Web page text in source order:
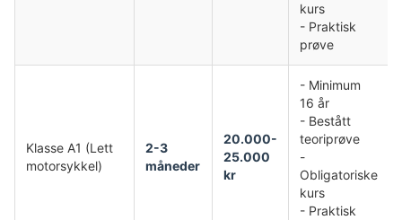
kurs
- Praktisk
prøve
Klasse A1 (Lett
motorsykkel)
2-3
måneder
20.000-
25.000
kr
- Minimum
16 år
- Bestått
teoriprøve
-
Obligatoriske
kurs
- Praktisk